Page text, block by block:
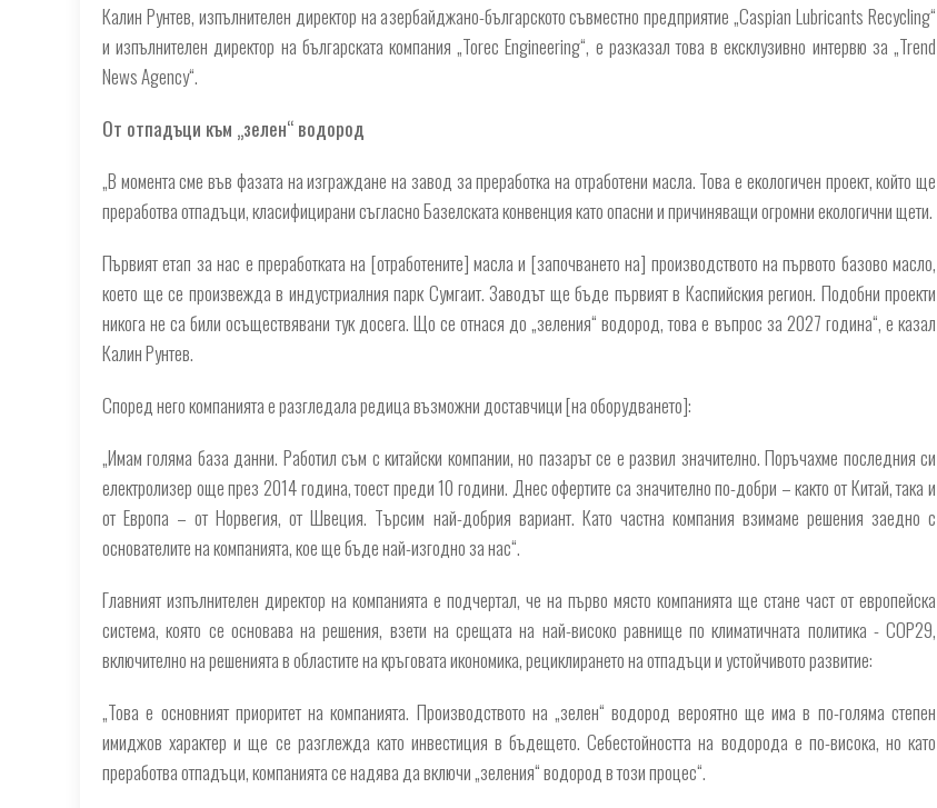
Калин Рунтев, изпълнителен директор на азербайджано-българското съвместно предприятие „Caspian Lubricants Recycling“
и изпълнителен директор на българската компания „Torec Engineering“, е разказал това в ексклузивно интервю за „Trend
News Agency“.
От отпадъци към „зелен“ водород
„В момента сме във фазата на изграждане на завод за преработка на отработени масла. Това е екологичен проект, който ще
преработва отпадъци, класифицирани съгласно Базелската конвенция като опасни и причиняващи огромни екологични щети.
Първият етап за нас е преработката на [отработените] масла и [започването на] производството на първото базово масло,
което ще се произвежда в индустриалния парк Сумгаит. Заводът ще бъде първият в Каспийския регион. Подобни проекти
никога не са били осъществявани тук досега. Що се отнася до „зеления“ водород, това е въпрос за 2027 година“, е казал
Калин Рунтев.
Според него компанията е разгледала редица възможни доставчици [на оборудването]:
„Имам голяма база данни. Работил съм с китайски компании, но пазарът се е развил значително. Поръчахме последния си
електролизер още през 2014 година, тоест преди 10 години. Днес офертите са значително по-добри – както от Китай, така и
от Европа – от Норвегия, от Швеция. Търсим най-добрия вариант. Като частна компания взимаме решения заедно с
основателите на компанията, кое ще бъде най-изгодно за нас“.
Главният изпълнителен директор на компанията е подчертал, че на първо място компанията ще стане част от европейска
система, която се основава на решения, взети на срещата на най-високо равнище по климатичната политика - COP29,
включително на решенията в областите на кръговата икономика, рециклирането на отпадъци и устойчивото развитие:
„Това е основният приоритет на компанията. Производството на „зелен“ водород вероятно ще има в по-голяма степен
имиджов характер и ще се разглежда като инвестиция в бъдещето. Себестойността на водорода е по-висока, но като
преработва отпадъци, компанията се надява да включи „зеления“ водород в този процес“.